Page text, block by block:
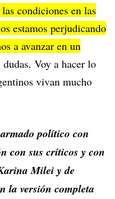
condiciones en las
estamos perjudicando
a avanzar en un
Voy a hacer lo
vivan mucho
político con
con sus críticos y con
Milei y de
la versión completa